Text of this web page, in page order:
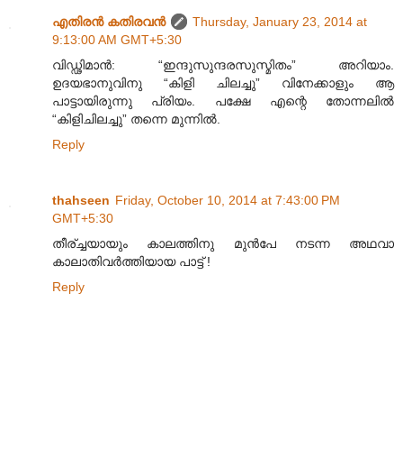
എതിരന്‍ കതിരവന്‍
Thursday, January 23, 2014 at
9:13:00 AM GMT+5:30
വിഡ്ഢിമാൻ: “ഇന്ദുസുന്ദരസുസ്മിതം” അറിയാം.
ഉദയഭാനുവിനു “കിളി ചിലച്ചു” വിനേക്കാളും ആ
പാട്ടായിരുന്നു പ്രിയം. പക്ഷേ എന്റെ തോന്നലിൽ
“കിളിചിലച്ചു” തന്നെ മുന്നിൽ.
Reply
thahseen Friday, October 10, 2014 at 7:43:00 PM
GMT+5:30
തീര്ച്ചയായും കാലത്തിനു മുൻപേ നടന്ന അഥവാ
കാലാതിവർത്തിയായ പാട്ട് !
Reply